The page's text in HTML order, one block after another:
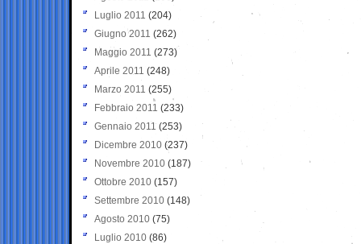
Luglio 2011 (204)
Giugno 2011 (262)
Maggio 2011 (273)
Aprile 2011 (248)
Marzo 2011 (255)
Febbraio 2011 (233)
Gennaio 2011 (253)
Dicembre 2010 (237)
Novembre 2010 (187)
Ottobre 2010 (157)
Settembre 2010 (148)
Agosto 2010 (75)
Luglio 2010 (86)